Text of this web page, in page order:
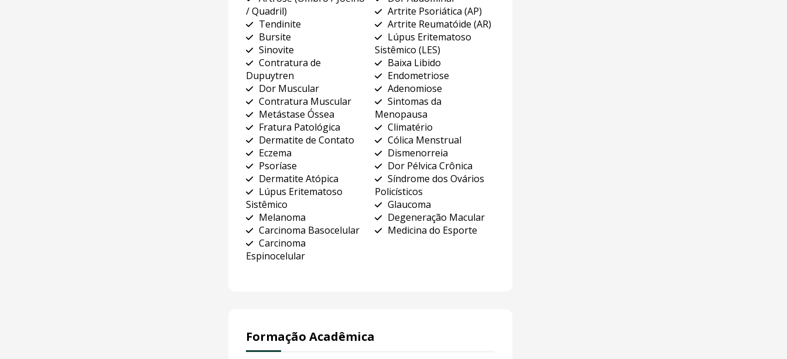
/ Quadril)
Tendinite
Bursite
Sinovite
Contratura de
Dupuytren
Dor Muscular
Contratura Muscular
Metástase Óssea
Fratura Patológica
Dermatite de Contato
Eczema
Psoríase
Dermatite Atópica
Lúpus Eritematoso
Sistêmico
Melanoma
Carcinoma Basocelular
Carcinoma
Espinocelular
Artrite Psoriática (AP)
Artrite Reumatóide (AR)
Lúpus Eritematoso
Sistêmico (LES)
Baixa Libido
Endometriose
Adenomiose
Sintomas da
Menopausa
Climatério
Cólica Menstrual
Dismenorreia
Dor Pélvica Crônica
Síndrome dos Ovários
Policísticos
Glaucoma
Degeneração Macular
Medicina do Esporte
Formação Acadêmica